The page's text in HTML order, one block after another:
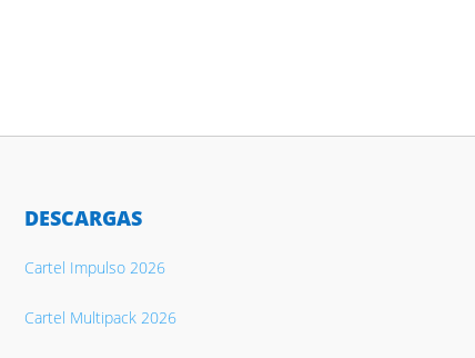
DESCARGAS
Cartel Impulso 2026
Cartel Multipack 2026